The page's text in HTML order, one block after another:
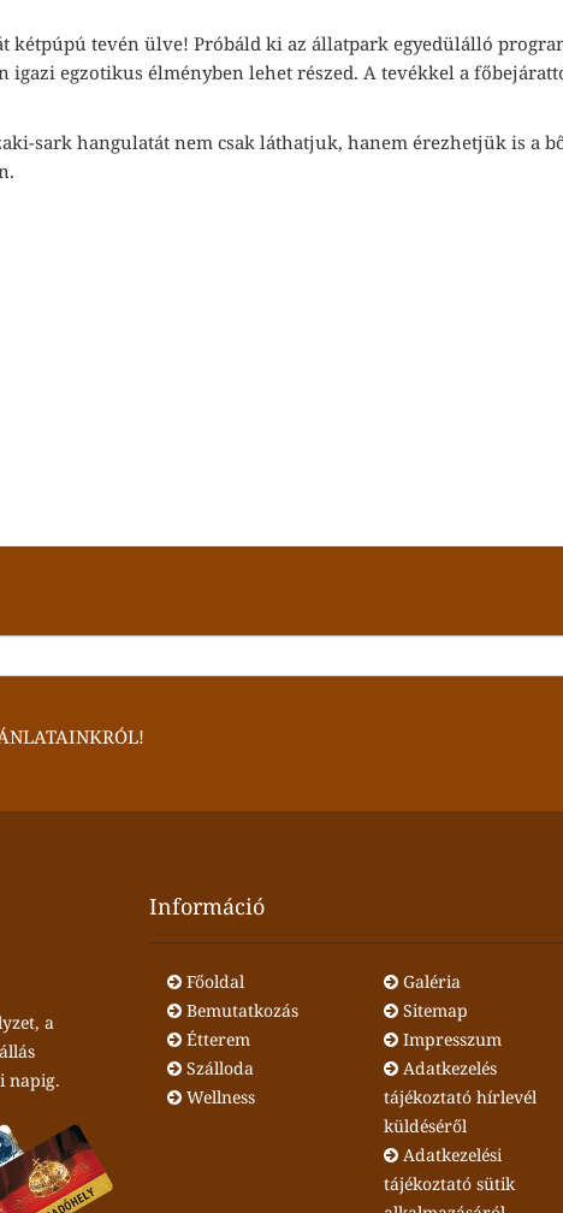
kétpúpú tevén ülve! Próbáld ki az állatpark egyedülálló
igazi egzotikus élményben lehet részed. A tevékkel a
sark hangulatát nem csak láthatjuk, hanem érezhetjük is a
a
napig.
Információ
Főoldal
Bemutatkozás
Étterem
Szálloda
Wellness
Galéria
Sitemap
Impresszum
Adatkezelés
tájékoztató hírlevél
küldéséről
Adatkezelési
tájékoztató sütik